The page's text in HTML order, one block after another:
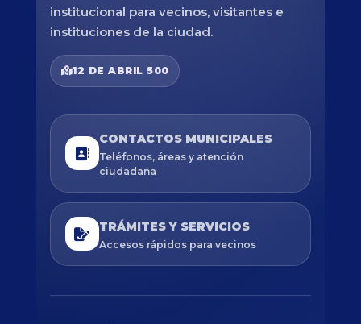
institucional para vecinos, visitantes e
instituciones de la ciudad.
12 DE ABRIL 500
CONTACTOS MUNICIPALES
Teléfonos, áreas y atención
ciudadana
TRÁMITES Y SERVICIOS
Accesos rápidos para vecinos